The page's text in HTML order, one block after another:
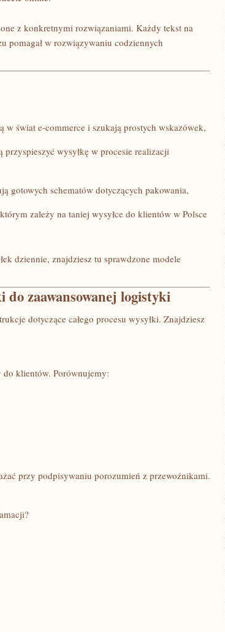
z konkretnymi rozwiązaniami. Każdy tekst na
pomagał w rozwiązywaniu codziennych
w świat e-commerce i szukają prostych wskazówek,
wysyłkę w procesie realizacji
gotowych schematów dotyczących pakowania,
zależy na taniej wysyłce do klientów w Polsce
dziennie, znajdziesz tu sprawdzone modele
zaawansowanej logistyki
dotyczące całego procesu wysyłki. Znajdziesz
klientów. Porównujemy:
przy podpisywaniu porozumień z przewoźnikami.